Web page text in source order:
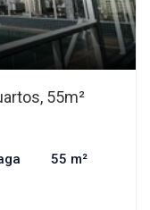
55m²
55 m²